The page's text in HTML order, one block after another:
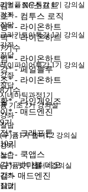
리얼플로우특강 1기 강의실
강좌
질답
크라카토아특강 1기 강의실
강좌
질답
레이파이어특강 1기 강의실
강좌
질답
시네마틱과정1기
퓸 기초 2기 강의실
강좌
질답
(구)퓸1기 챕터1,2 강의실
강좌
질답
(구)퓸1기 챕터3 강의실
강좌
질답
김* - NC소프트
조* - 컴투스 로직
양* - 라이온하트
박* - 라이온하트
7기수
임* - 라이온하트
강* - 페일블루
조* - 라이온하트
8기수
황* - 라인게임즈
이* - 매드엔진
9기
정* - 크래프톤
10기
노* - 쿡앱스
김*- 넷마블 네오
김*- 매드엔진
11기